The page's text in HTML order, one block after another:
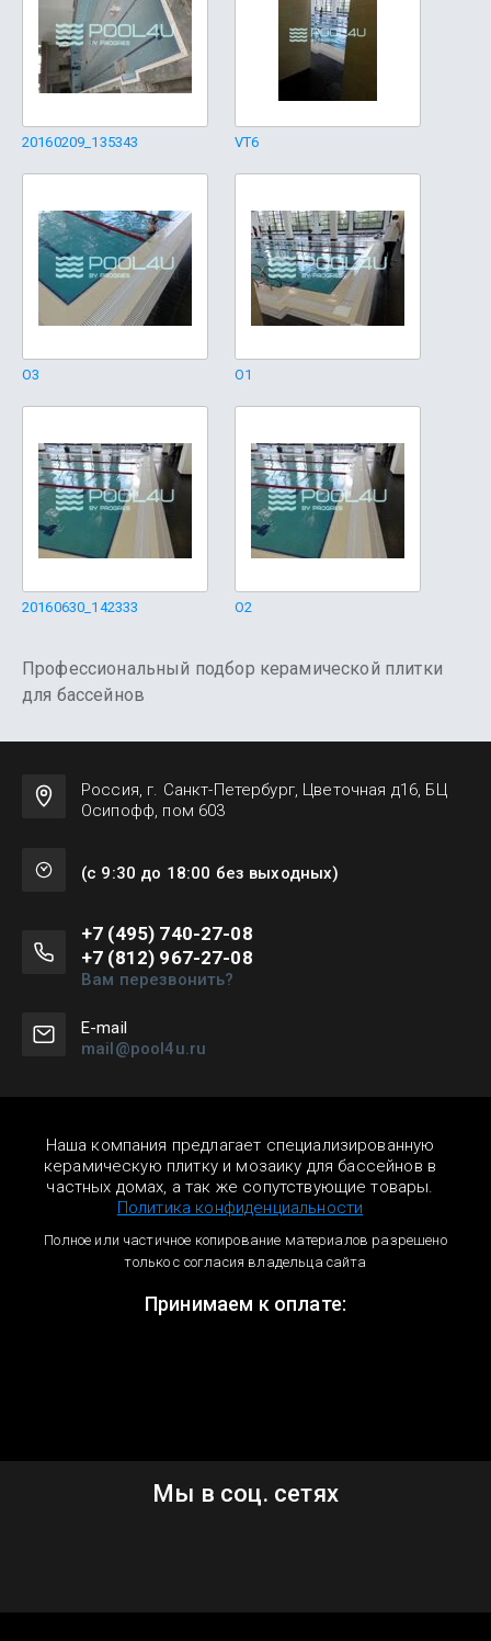
20160209_135343 VT6
O3 O1
20160630_142333 O2
Профессиональный подбор керамической плитки
для бассейнов
Россия, г. Санкт-Петербург, Цветочная д16, БЦ
Осипофф, пом 603
(с 9:30 до 18:00 без выходных)
+7 (495) 740-27-08
+7 (812) 967-27-08
Вам перезвонить?
Е-mail
mail@pool4u.ru
Наша компания предлагает специализированную
керамическую плитку и мозаику для бассейнов в
частных домах, а так же сопутствующие товары.
Политика конфиденциальности
Полное или частичное копирование материалов разрешено
только с согласия владельца сайта
Принимаем к оплате:
Мы в соц. сетях